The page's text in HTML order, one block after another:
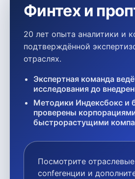
Финтех и
20 лет опыта аналитики и
подтверждённой
отраслях.
Экспертная команда
исследования до
Методики Индексбокс и
проверены
быстрорастущими
Посмотрите
conferенции и